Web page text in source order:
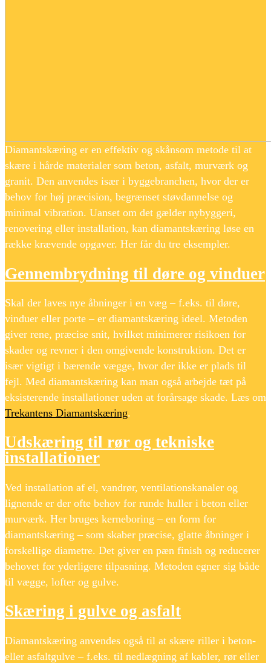
Diamantskæring er en effektiv og skånsom metode til at
skære i hårde materialer som beton, asfalt, murværk og
granit. Den anvendes især i byggebranchen, hvor der er
behov for høj præcision, begrænset støvdannelse og
minimal vibration. Uanset om det gælder nybyggeri,
renovering eller installation, kan diamantskæring løse en
række krævende opgaver. Her får du tre eksempler.
Gennembrydning til døre og vinduer
Skal der laves nye åbninger i en væg – f.eks. til døre,
vinduer eller porte – er diamantskæring ideel. Metoden
giver rene, præcise snit, hvilket minimerer risikoen for
skader og revner i den omgivende konstruktion. Det er
især vigtigt i bærende vægge, hvor der ikke er plads til
fejl. Med diamantskæring kan man også arbejde tæt på
eksisterende installationer uden at forårsage skade. Læs om
Trekantens Diamantskæring.
Udskæring til rør og tekniske
installationer
Ved installation af el, vandrør, ventilationskanaler og
lignende er der ofte behov for runde huller i beton eller
murværk. Her bruges kerneboring – en form for
diamantskæring – som skaber præcise, glatte åbninger i
forskellige diametre. Det giver en pæn finish og reducerer
behovet for yderligere tilpasning. Metoden egner sig både
til vægge, lofter og gulve.
Skæring i gulve og asfalt
Diamantskæring anvendes også til at skære riller i beton-
eller asfaltgulve – f.eks. til nedlægning af kabler, rør eller